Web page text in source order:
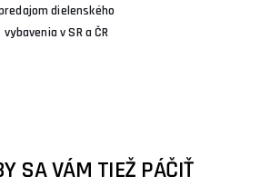
dielenského
vybavenia v SR a ČR
SA VÁM TIEŽ PÁČIŤ